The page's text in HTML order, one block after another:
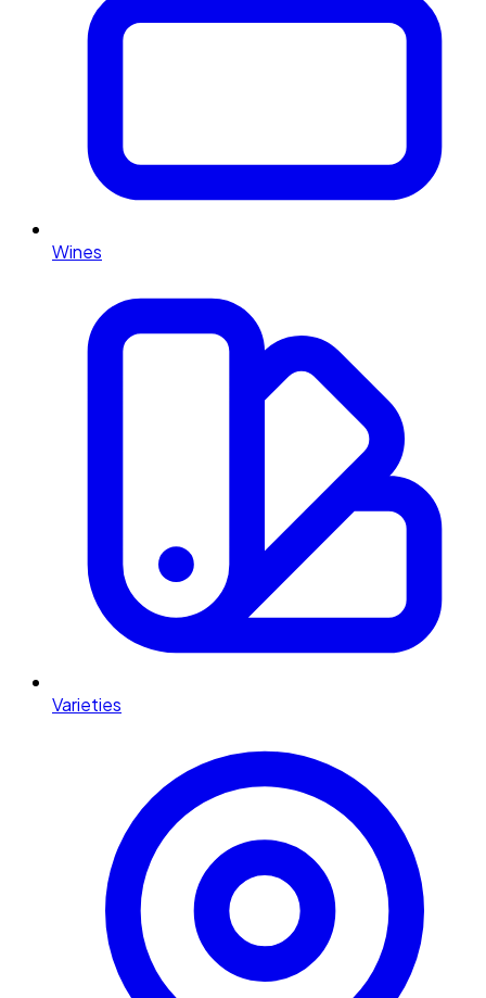
Wines
Varieties